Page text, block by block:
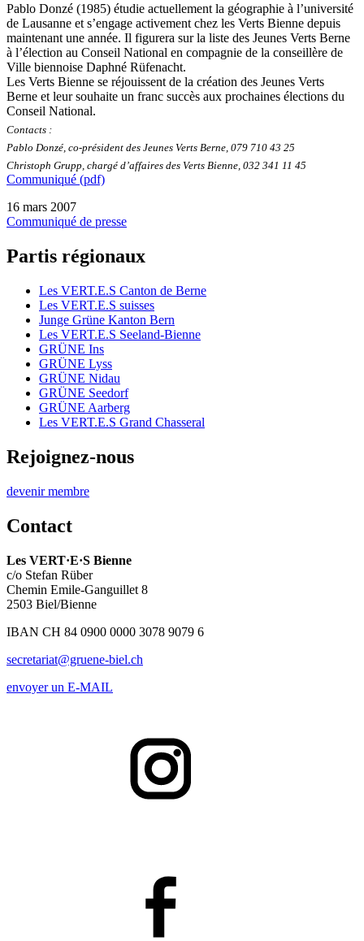
Pablo Donzé (1985) étudie actuellement la géographie à l’université
de Lausanne et s’engage activement chez les Verts Bienne depuis
maintenant une année. Il figurera sur la liste des Jeunes Verts Berne
à l’élection au Conseil National en compagnie de la conseillère de
Ville biennoise Daphné Rüfenacht.
Les Verts Bienne se réjouissent de la création des Jeunes Verts
Berne et leur souhaite un franc succès aux prochaines élections du
Conseil National.
Contacts :
Pablo Donzé, co-président des Jeunes Verts Berne, 079 710 43 25
Christoph Grupp, chargé d’affaires des Verts Bienne, 032 341 11 45
Communiqué (pdf)
16 mars 2007
Communiqué de presse
Partis régionaux
Les VERT.E.S Canton de Berne
Les VERT.E.S suisses
Junge Grüne Kanton Bern
Les VERT.E.S Seeland-Bienne
GRÜNE Ins
GRÜNE Lyss
GRÜNE Nidau
GRÜNE Seedorf
GRÜNE Aarberg
Les VERT.E.S Grand Chasseral
Rejoignez-nous
devenir membre
Contact
Les VERT·E·S Bienne
c/o Stefan Rüber
Chemin Emile-Ganguillet 8
2503 Biel/Bienne
IBAN CH 84 0900 0000 3078 9079 6
secretariat@gruene-biel.ch
envoyer un E-MAIL